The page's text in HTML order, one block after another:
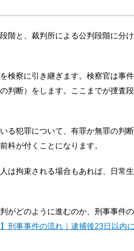
階と、裁判所による公判段階に分
検察に引き継ぎます。検察官は事
判断）をします。ここまでが捜査
る犯罪について、有罪か無罪の判
科が付くことになります。
は拘束される場合もあれば、日常
がどのように進むのか、刑事事件
】刑事事件の流れ｜逮捕後23日以内